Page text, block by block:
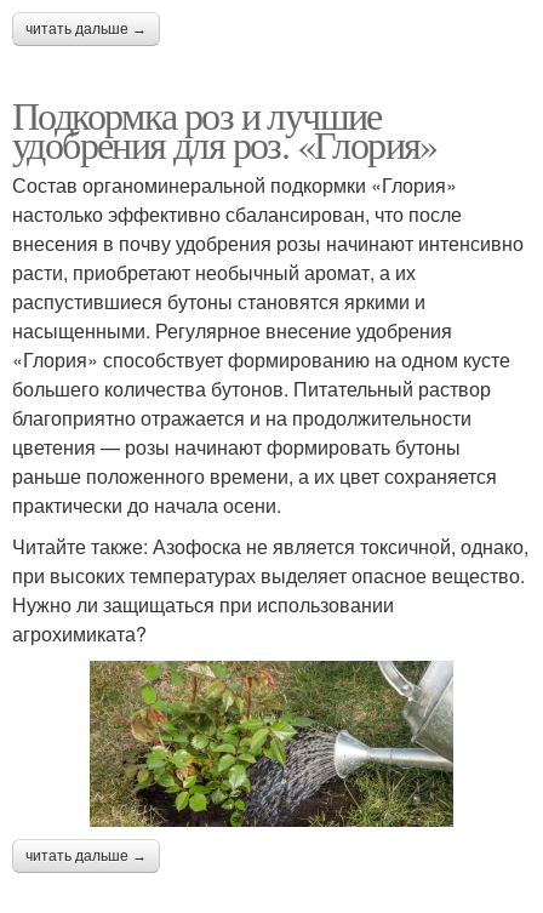
читать дальше →
Подкормка роз и лучшие
удобрения для роз. «Глория»
Состав органоминеральной подкормки «Глория»
настолько эффективно сбалансирован, что после
внесения в почву удобрения розы начинают интенсивно
расти, приобретают необычный аромат, а их
распустившиеся бутоны становятся яркими и
насыщенными. Регулярное внесение удобрения
«Глория» способствует формированию на одном кусте
большего количества бутонов. Питательный раствор
благоприятно отражается и на продолжительности
цветения — розы начинают формировать бутоны
раньше положенного времени, а их цвет сохраняется
практически до начала осени.
Читайте также: Азофоска не является токсичной, однако,
при высоких температурах выделяет опасное вещество.
Нужно ли защищаться при использовании
агрохимиката?
читать дальше →